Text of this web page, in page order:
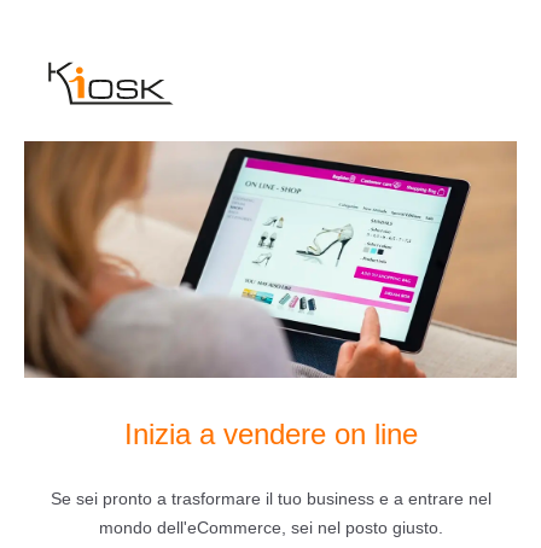
Inizia a vendere on line
Se sei pronto a trasformare il tuo business e a entrare nel
mondo dell'eCommerce, sei nel posto giusto.